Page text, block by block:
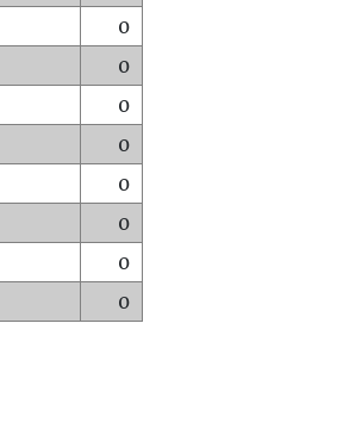
0
0
0
0
0
0
0
0